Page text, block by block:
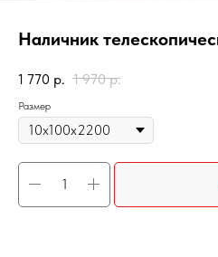
Наличник
1 770 р. 1 970 р.
Размер